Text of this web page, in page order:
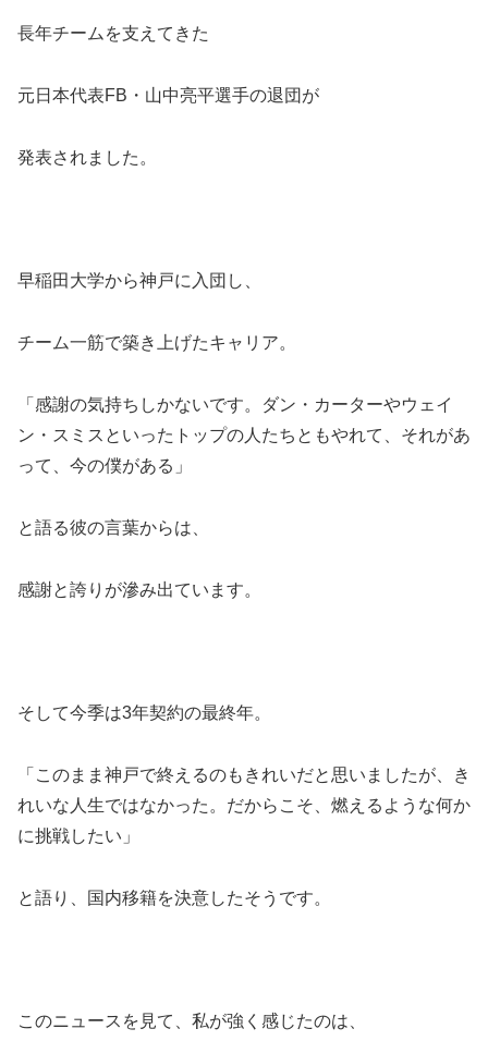
長年チームを支えてきた
元日本代表FB・山中亮平選手の退団が
発表されました。
早稲田大学から神戸に入団し、
チーム一筋で築き上げたキャリア。
「感謝の気持ちしかないです。ダン・カーターやウェイ
ン・スミスといったトップの人たちともやれて、それがあ
って、今の僕がある」
と語る彼の言葉からは、
感謝と誇りが滲み出ています。
そして今季は3年契約の最終年。
「このまま神戸で終えるのもきれいだと思いましたが、き
れいな人生ではなかった。だからこそ、燃えるような何か
に挑戦したい」
と語り、国内移籍を決意したそうです。
このニュースを見て、私が強く感じたのは、